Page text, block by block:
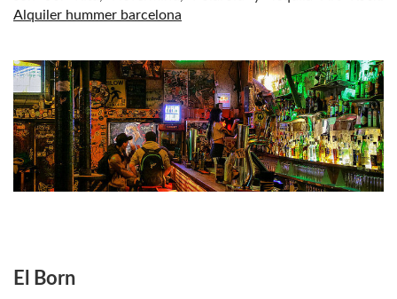
Alquiler hummer barcelona
El Born